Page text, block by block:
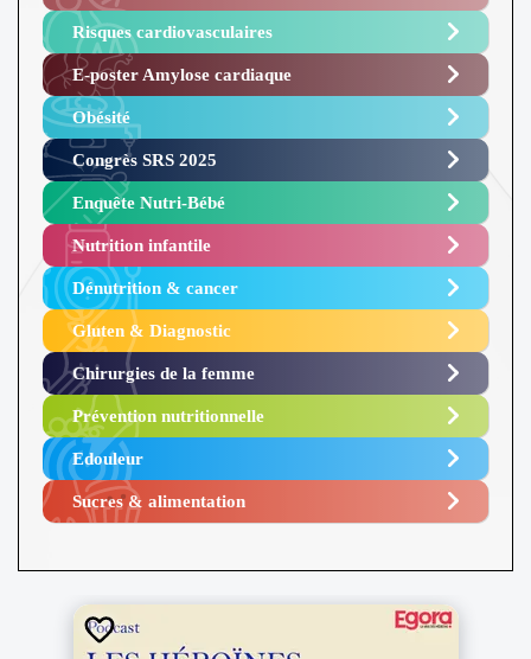
Risques cardiovasculaires
E-poster Amylose cardiaque ​
Obésité ​
Congrès SRS 2025 ​
Enquête Nutri-Bébé ​
Nutrition infantile
Dénutrition & cancer
Gluten & Diagnostic
Chirurgies de la femme
Prévention nutritionnelle
Edouleur​
Sucres & alimentation​